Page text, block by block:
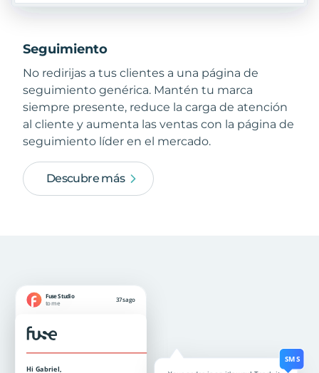
Seguimiento
No redirijas a tus clientes a una página de
seguimiento genérica. Mantén tu marca
siempre presente, reduce la carga de atención
al cliente y aumenta las ventas con la página de
seguimiento líder en el mercado.
Descubre más